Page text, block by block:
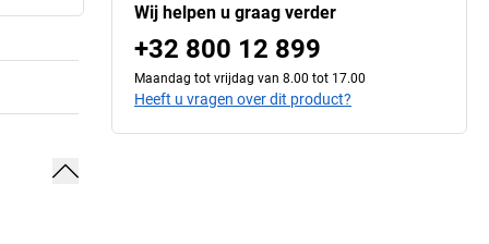
Wij helpen u graag verder
+32 800 12 899
Maandag tot vrijdag van 8.00 tot 17.00
Heeft u vragen over dit product?